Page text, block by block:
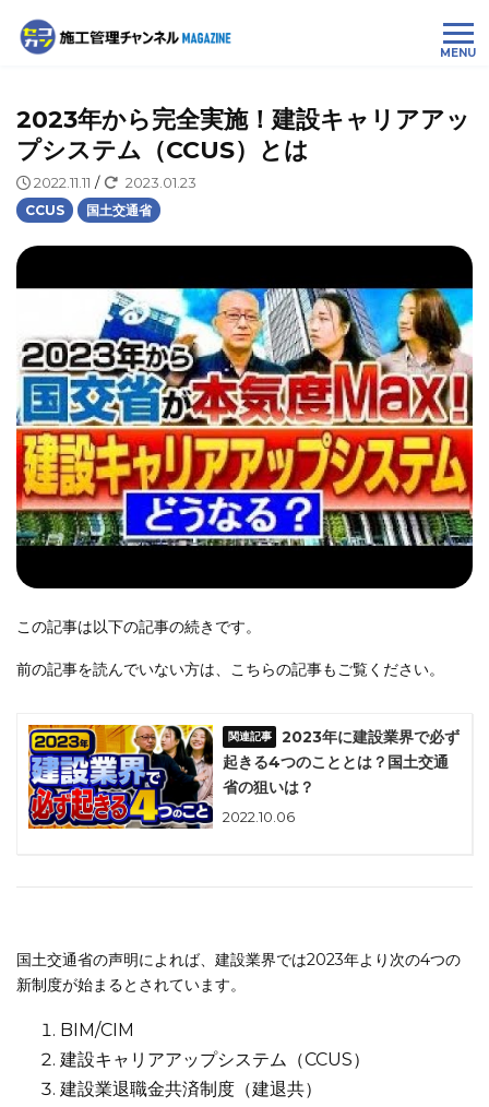
MENU
2023年から完全実施！建設キャリアアッ
プシステム（CCUS）とは
2022.11.11 / 2023.01.23
CCUS 国土交通省
この記事は以下の記事の続きです。
前の記事を読んでいない方は、こちらの記事もご覧ください。
2023年に建設業界で必ず
起きる4つのこととは？国土交通
省の狙いは？
2022.10.06
国土交通省の声明によれば、建設業界では2023年より次の4つの
新制度が始まるとされています。
BIM/CIM
建設キャリアアップシステム（CCUS）
建設業退職金共済制度（建退共）